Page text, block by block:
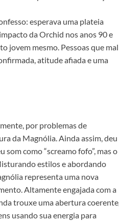
esperava uma plateia
da Orchid nos anos 90 e
jovem mesmo. Pessoas que mal
atitude afiada e uma
por problemas de
da Magnólia. Ainda assim, deu
como “screamo fofo”, mas o
estilos e abordando
representa uma nova
Altamente engajada com a
trouxe uma abertura coerente,
usando sua energia para